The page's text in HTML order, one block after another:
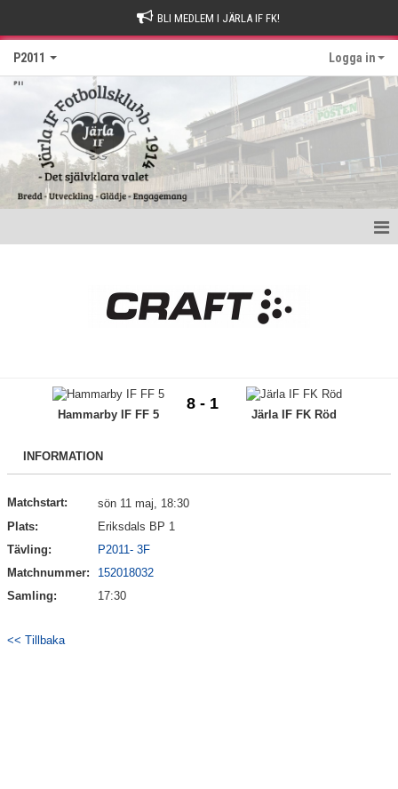
BLI MEDLEM I JÄRLA IF FK!
P2011 Logga in
Bildgalleri
Kontakt
Hammarby IF FF 5
8 - 1
Järla IF FK Röd
INFORMATION
Matchstart:
sön 11 maj, 18:30
Plats:
Eriksdals BP 1
Tävling:
P2011- 3F
Matchnummer:
152018032
Samling:
17:30
<< Tillbaka